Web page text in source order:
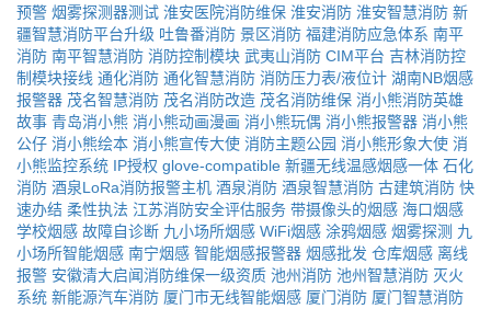
预警 烟雾探测器测试 淮安医院消防维保 淮安消防 淮安智慧消防 新
疆智慧消防平台升级 吐鲁番消防 景区消防 福建消防应急体系 南平
消防 南平智慧消防 消防控制模块 武夷山消防 CIM平台 吉林消防控
制模块接线 通化消防 通化智慧消防 消防压力表/液位计 湖南NB烟感
报警器 茂名智慧消防 茂名消防改造 茂名消防维保 消小熊消防英雄
故事 青岛消小熊 消小熊动画漫画 消小熊玩偶 消小熊报警器 消小熊
公仔 消小熊绘本 消小熊宣传大使 消防主题公园 消小熊形象大使 消
小熊监控系统 IP授权 glove-compatible 新疆无线温感烟感一体 石化
消防 酒泉LoRa消防报警主机 酒泉消防 酒泉智慧消防 古建筑消防 快
速办结 柔性执法 江苏消防安全评估服务 带摄像头的烟感 海口烟感
学校烟感 故障自诊断 九小场所烟感 WiFi烟感 涂鸦烟感 烟雾探测 九
小场所智能烟感 南宁烟感 智能烟感报警器 烟感批发 仓库烟感 离线
报警 安徽清大启闻消防维保一级资质 池州消防 池州智慧消防 灭火
系统 新能源汽车消防 厦门市无线智能烟感 厦门消防 厦门智慧消防